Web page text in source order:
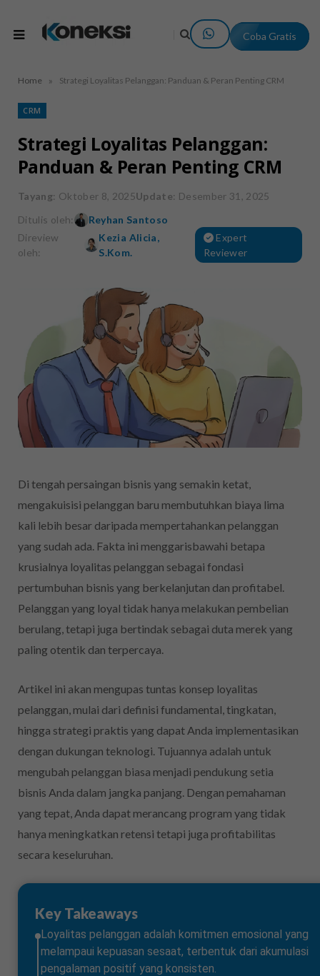
Coba Gratis
Home » Strategi Loyalitas Pelanggan: Panduan & Peran Penting CRM
CRM
Strategi Loyalitas Pelanggan:
Panduan & Peran Penting CRM
Tayang: Oktober 8, 2025Update: Desember 31, 2025
Ditulis oleh:
Reyhan Santoso
Direview
oleh:
Kezia Alicia,
S.Kom.
Expert
Reviewer
Di tengah persaingan bisnis yang semakin ketat,
mengakuisisi pelanggan baru membutuhkan biaya lima
kali lebih besar daripada mempertahankan pelanggan
yang sudah ada. Fakta ini menggarisbawahi betapa
krusialnya loyalitas pelanggan sebagai fondasi
pertumbuhan bisnis yang berkelanjutan dan profitabel.
Pelanggan yang loyal tidak hanya melakukan pembelian
berulang, tetapi juga bertindak sebagai duta merek yang
paling otentik dan terpercaya.
Artikel ini akan mengupas tuntas konsep loyalitas
pelanggan, mulai dari definisi fundamental, tingkatan,
hingga strategi praktis yang dapat Anda implementasikan
dengan dukungan teknologi. Tujuannya adalah untuk
mengubah pelanggan biasa menjadi pendukung setia
bisnis Anda dalam jangka panjang. Dengan pemahaman
yang tepat, Anda dapat merancang program yang tidak
hanya meningkatkan retensi tetapi juga profitabilitas
secara keseluruhan.
Key Takeaways
Loyalitas pelanggan adalah komitmen emosional yang
melampaui kepuasan sesaat, terbentuk dari akumulasi
pengalaman positif yang konsisten.